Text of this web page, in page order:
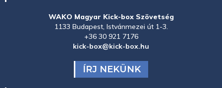
WAKO Magyar Kick-box Szövetség
1133 Budapest, Istvánmezei út 1-3.
+36 30 921 7176
kick-box@kick-box.hu
ÍRJ NEKÜNK